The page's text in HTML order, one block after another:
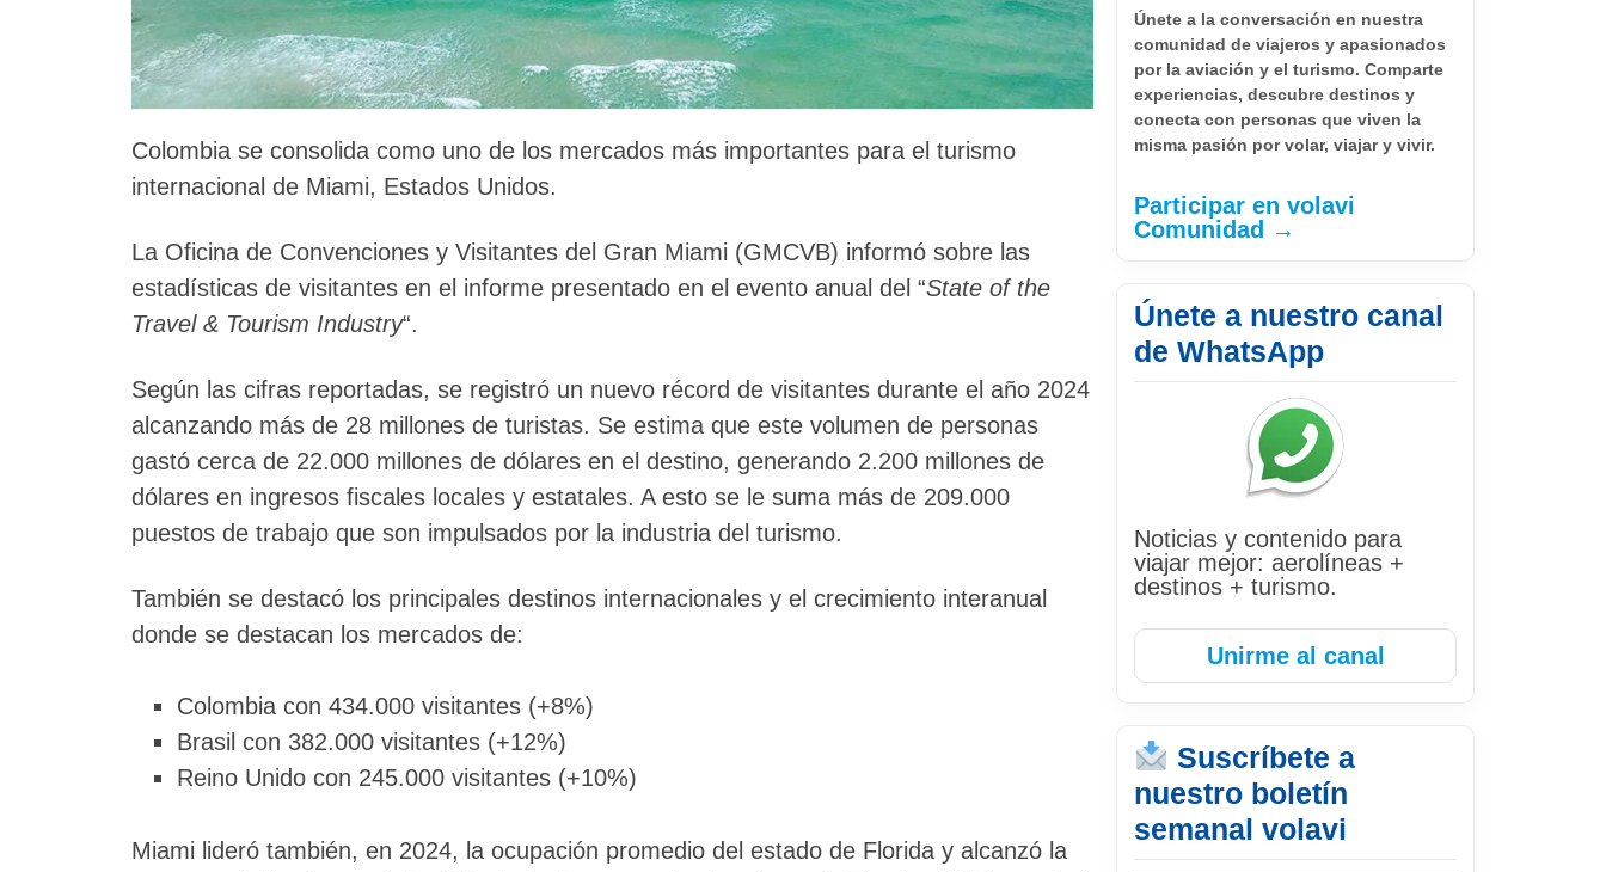
Colombia se consolida como uno de los mercados más importantes para el turismo
internacional de Miami, Estados Unidos.
La Oficina de Convenciones y Visitantes del Gran Miami (GMCVB) informó sobre las
estadísticas de visitantes en el informe presentado en el evento anual del “State of the
Travel & Tourism Industry“.
Según las cifras reportadas, se registró un nuevo récord de visitantes durante el año 2024
alcanzando más de 28 millones de turistas. Se estima que este volumen de personas
gastó cerca de 22.000 millones de dólares en el destino, generando 2.200 millones de
dólares en ingresos fiscales locales y estatales. A esto se le suma más de 209.000
puestos de trabajo que son impulsados por la industria del turismo.
También se destacó los principales destinos internacionales y el crecimiento interanual
donde se destacan los mercados de:
Colombia con 434.000 visitantes (+8%)
Brasil con 382.000 visitantes (+12%)
Reino Unido con 245.000 visitantes (+10%)
Miami lideró también, en 2024, la ocupación promedio del estado de Florida y alcanzó la
Únete a la conversación en nuestra
comunidad de viajeros y apasionados
por la aviación y el turismo. Comparte
experiencias, descubre destinos y
conecta con personas que viven la
misma pasión por volar, viajar y vivir.
Participar en volavi
Comunidad →
Únete a nuestro canal
de WhatsApp
Noticias y contenido para
viajar mejor: aerolíneas +
destinos + turismo.
Unirme al canal
Suscríbete a
nuestro boletín
semanal volavi